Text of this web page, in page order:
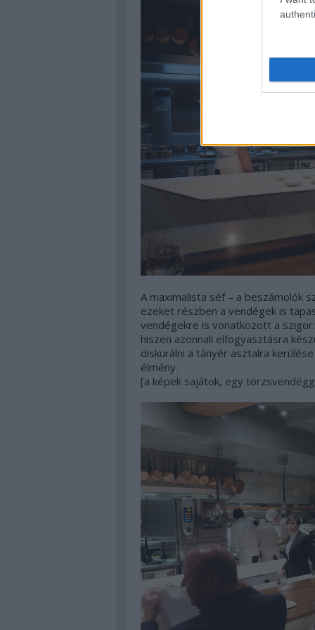
A maximalista séf – a beszámolók
ezeket részben a vendégek is
vendégekre is vonatkozott a
hiszen azonnali elfogyasztásra
diskurálni a tányér asztalra
élmény.
[a képek sajátok, egy